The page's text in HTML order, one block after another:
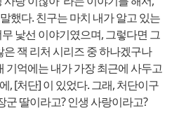
했다. 친구는 마치 내가 알고 있는
낯선 이야기였으며, 그렇다면 그
잭 리처 시리즈 중 하나겠구나
기억에는 내가 가장 최근에 사두고
, [처단] 이 있었다. 그래, 처단이구
군 딸이라고? 인생 사랑이라고?